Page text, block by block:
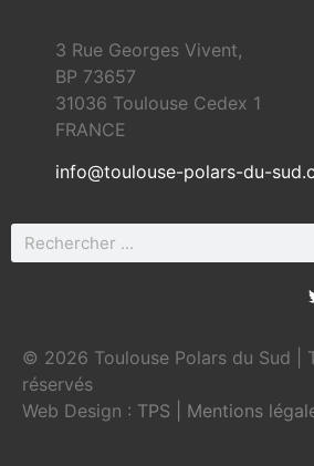
3 Rue Georges Vivent,
BP 73657
31036 Toulouse Cedex 1
FRANCE
info@toulouse-polars-du-
© 2026 Toulouse Polars du Sud |
réservés
Web Design : TPS Mentions